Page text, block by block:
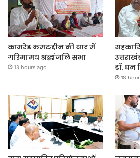
कामरेड कमरुद्दीन की याद में
गरिमामय श्रद्धांजलि सभा
18 hours ago
डाॅ. धन
18